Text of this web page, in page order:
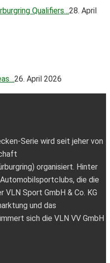
Qualifiers…28. April
26. April 2026
Serie wird seit jeher von
organisiert. Hinter
die die
VLN Sport GmbH & Co. KG
und das
sich die VLN VV GmbH